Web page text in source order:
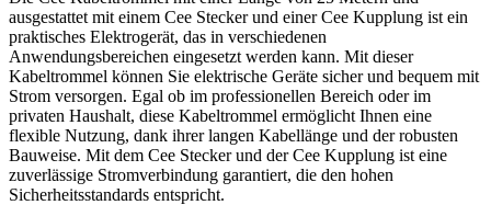
ausgestattet mit einem Cee Stecker und einer Cee Kupplung ist ein
praktisches Elektrogerät, das in verschiedenen
Anwendungsbereichen eingesetzt werden kann. Mit dieser
Kabeltrommel können Sie elektrische Geräte sicher und bequem mit
Strom versorgen. Egal ob im professionellen Bereich oder im
privaten Haushalt, diese Kabeltrommel ermöglicht Ihnen eine
flexible Nutzung, dank ihrer langen Kabellänge und der robusten
Bauweise. Mit dem Cee Stecker und der Cee Kupplung ist eine
zuverlässige Stromverbindung garantiert, die den hohen
Sicherheitsstandards entspricht.